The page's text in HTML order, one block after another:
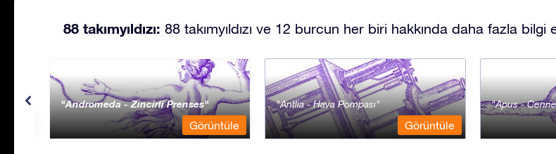
88 takımyıldızı: 88 takımyıldızı ve 12 burcun her biri hakkında daha fazla bilgi
Andromeda - Zincirli Prenses
Görüntüle
Antlia - Hava Pompası
Görüntüle
Apus -